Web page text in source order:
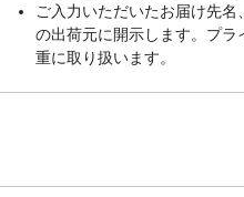
ご入力いただいたお届け先
の出荷元に開示します。プ
重に取り扱います。